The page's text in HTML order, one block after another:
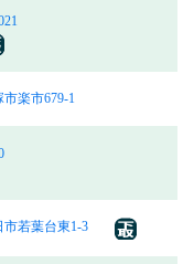
楽市679-1
市若葉台東1-3